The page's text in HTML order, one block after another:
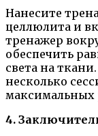
Нанесите
целлюлита и
тренажер
обеспечить
света на
несколько
максимальных
4.